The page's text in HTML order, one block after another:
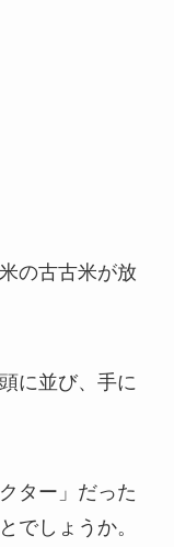
の古古米が放
に並び、手に
ター」だった
でしょうか。